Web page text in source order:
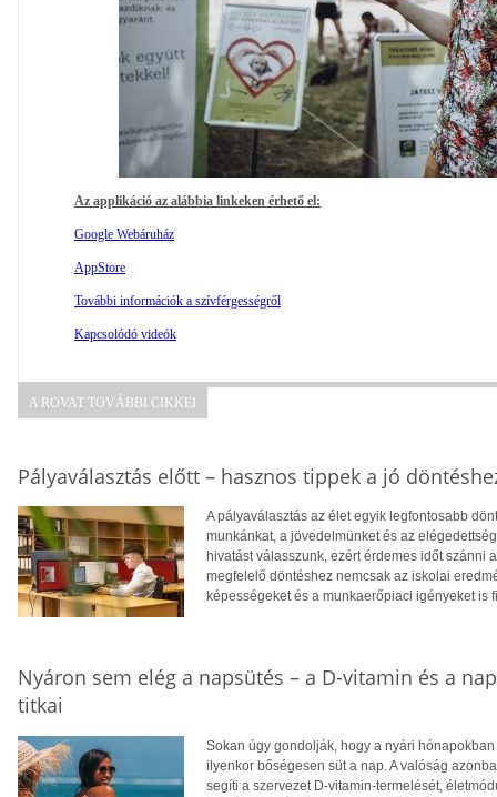
Az applikáció az alábbia linkeken érhető el:
Google Webáruház
AppStore
További információk a szívférgességről
Kapcsolódó videók
A ROVAT TOVÁBBI CIKKEI
Pályaválasztás előtt – hasznos tippek a jó
A pályaválasztás az élet egyik legfontosabb
munkánkat, a jövedelmünket és az
hivatást válasszunk, ezért érdemes időt szánni
megfelelő döntéshez nemcsak az iskolai
képességeket és a munkaerőpiaci igényeket is
Nyáron sem elég a napsütés – a D-vitamin és a
titkai
Sokan úgy gondolják, hogy a nyári
ilyenkor bőségesen süt a nap. A valóság
segíti a szervezet D-vitamin-termelését,